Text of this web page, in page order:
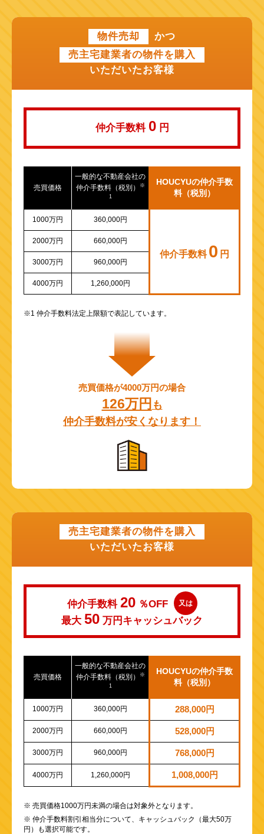
近鉄けいはんな線
山陽新幹線
物件売却
かつ
売主宅建業者の物件を購入
いただいたお客様
仲介手数料 0 円
売買価格
一般的な不動産会社の
仲介手数料（税別）
※
1
HOUCYUの仲介手数
料（税別）
1000万円 360,000円
仲介手数料 0 円
2000万円 660,000円
3000万円 960,000円
4000万円 1,260,000円
※1 仲介手数料法定上限額で表記しています。
売買価格が4000万円の場合
126万円 も
仲介手数料が安くなります！
売主宅建業者の物件を購入
いただいたお客様
仲介手数料 20 ％OFF 又は
最大 50 万円 キャッシュバック
売買価格
一般的な不動産会社の
仲介手数料（税別）
※
1
HOUCYUの仲介手数
料（税別）
1000万円 360,000円 288,000円
2000万円 660,000円 528,000円
3000万円 960,000円 768,000円
4000万円 1,260,000円 1,008,000円
※ 売買価格1000万円未満の場合は対象外となります。
※ 仲介手数料割引相当分について、キャッシュバック（最大50万
円）も選択可能です。